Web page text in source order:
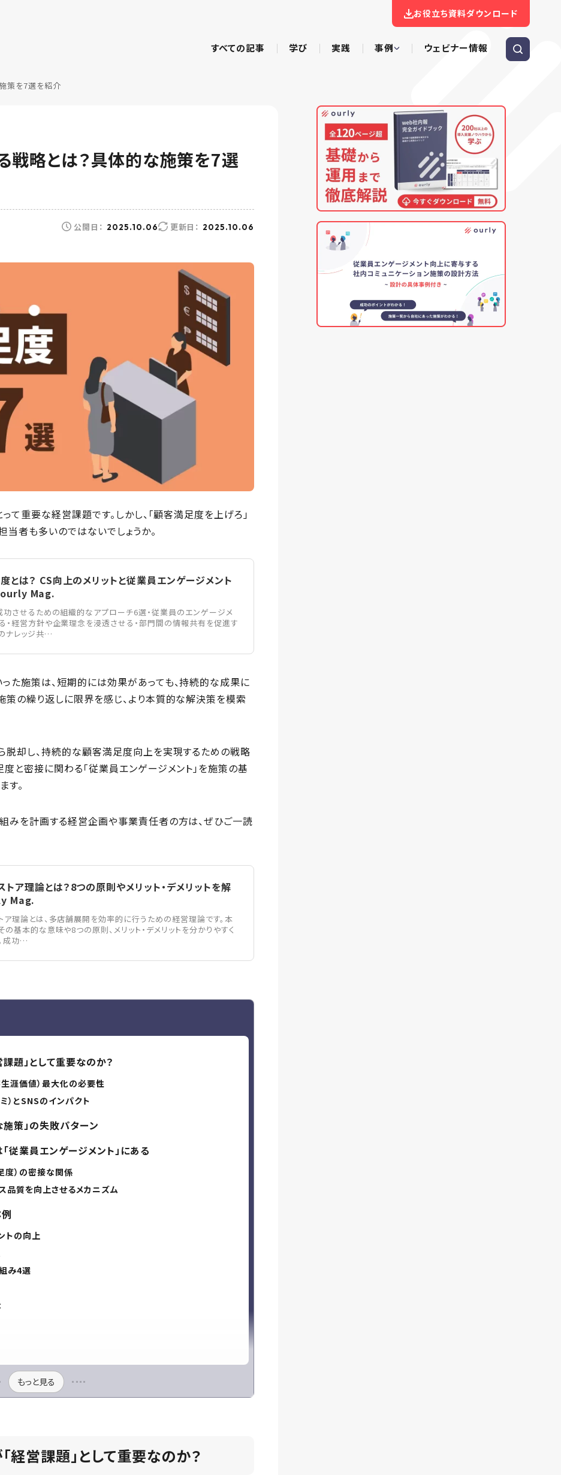
お役立ち資料ダウンロード
すべての記事 学び 実践 事例 ウェビナー情報
策を7選を紹介
戦略とは？具体的な施策を7選
公開日： 2025.10.06 更新日： 2025.10.06
て重要な経営課題です。しかし、「顧客満足度を上げろ」
者も多いのではないでしょうか。
とは？ CS向上のメリットと従業員エンゲージメント
Mag.
功させるための組織的なアプローチ6選・従業員のエンゲージメ
・経営方針や企業理念を浸透させる・部門間の情報共有を促進す
ナレッジ共…
た施策は、短期的には効果があっても、持続的な成果に
策の繰り返しに限界を感じ、より本質的な解決策を模索
脱却し、持続的な顧客満足度向上を実現するための戦略
と密接に関わる「従業員エンゲージメント」を施策の基
す。
みを計画する経営企画や事業責任者の方は、ぜひご一読
トア理論とは？8つの原則やメリット・デメリットを解
Mag.
ア理論とは、多店舗展開を効率的に行うための経営理論です。本
の基本的な意味や8つの原則、メリット・デメリットを分かりやすく
成功…
題」として重要なのか？
涯価値）最大化の必要性
）とSNSのインパクト
策」の失敗パターン
業員エンゲージメント」にある
度）の密接な関係
品質を向上させるメカニズム
トの向上
み4選
もっと見る
経営課題」として重要なのか？